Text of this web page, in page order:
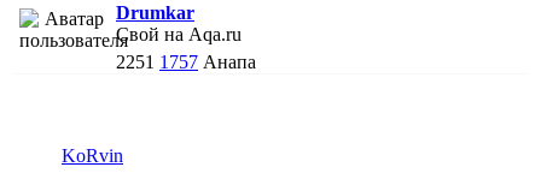
Drumkar
Свой на Aqa.ru
2251 1757 Анапа
KoRvin